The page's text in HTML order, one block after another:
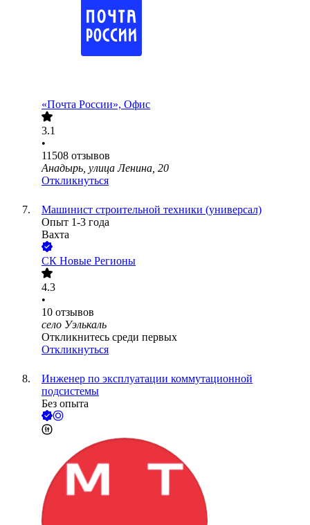
«Почта России», Офис
3.1
•
11508 отзывов
Анадырь, улица Ленина, 20
Откликнуться
Машинист строительной техники (универсал)
Опыт 1-3 года
Вахта
СК Новые Регионы
4.3
•
10 отзывов
село Уэлькаль
Откликнитесь среди первых
Откликнуться
Инженер по эксплуатации коммутационной
подсистемы
Без опыта